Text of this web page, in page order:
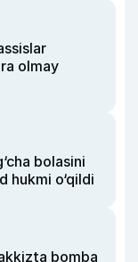
olmay
bolasini
hukmi o‘qildi
bomba